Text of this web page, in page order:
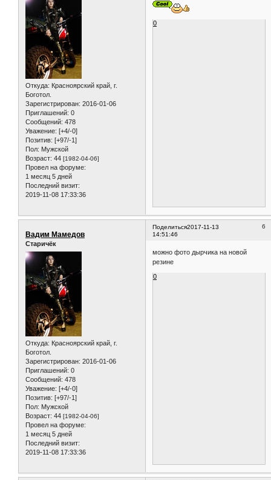
Откуда: Красноярский край, г.
Боготол.
Зарегистрирован: 2016-01-06
Приглашений: 0
Сообщений: 478
Уважение: [+4/-0]
Позитив: [+97/-1]
Пол: Мужской
Возраст: 44 [1982-04-06]
Провел на форуме:
1 месяц 5 дней
Последний визит:
2019-11-08 17:33:36
0
Поделиться 6
2017-11-13
14:51:46
Вадим Мамедов
Старичёк
Откуда: Красноярский край, г.
Боготол.
Зарегистрирован: 2016-01-06
Приглашений: 0
Сообщений: 478
Уважение: [+4/-0]
Позитив: [+97/-1]
Пол: Мужской
Возраст: 44 [1982-04-06]
Провел на форуме:
1 месяц 5 дней
Последний визит:
2019-11-08 17:33:36
можно фото дырчика на новой
резине
0